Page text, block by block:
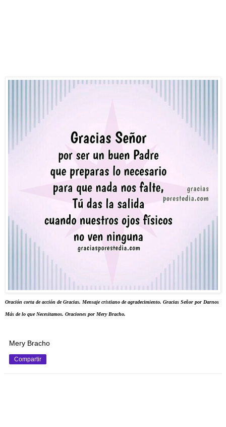
Oración corta de acción de Gracias. Mensaje cristiano de agradecimiento. Gracias Señor por Darnos
Más de lo que Necesitamos. Oraciones por Mery Bracho.
Mery Bracho
Compartir